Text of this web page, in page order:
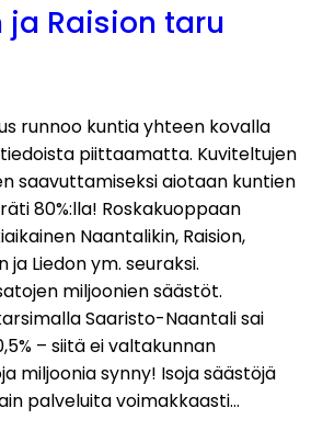
Raision taru
runnoo kuntia yhteen kovalla
piittaamatta. Kuviteltujen
saavuttamiseksi aiotaan kuntien
80%:lla! Roskakuoppaan
Naantalikin, Raision,
ja Liedon ym. seuraksi.
miljoonien säästöt.
Saaristo-Naantali sai
– siitä ei valtakunnan
miljoonia synny! Isoja säästöjä
palveluita voimakkaasti…